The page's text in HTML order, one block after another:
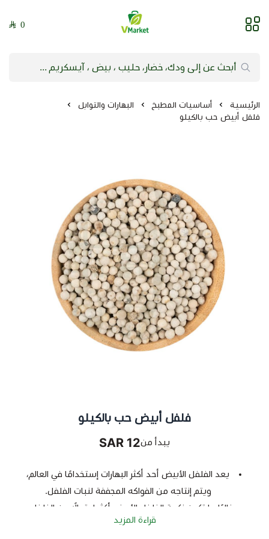
فيلج ماركت | VMarket
0
الرئيسية أساسيات المطبخ
البهارات والتوابل
فلفل أبيض حب بالكيلو
فلفل أبيض حب بالكيلو
يبدأ من12 SAR
يعد الفلفل الأبيض أحد أكثر البهارات إستخدامًا في العالم،
ويتم إنتاجه من الفواكه المجففة لنبات الفلفل.
وغالبًا ما تكون نكهة الفلفل الأبيض أكثر اعتدالًا من الفلفل
الأسود، ويكون على شكل حبوب أو مطحون، ويمكن إضافته
قراءة المزيد